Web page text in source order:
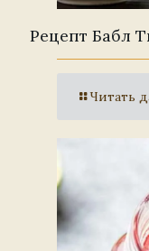
Рецепт Бабл
Читать